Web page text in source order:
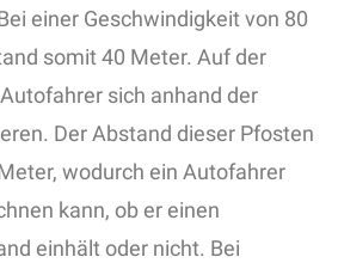
einer Geschwindigkeit von 80
somit 40 Meter. Auf der
sich anhand der
Der Abstand dieser Pfosten
wodurch ein Autofahrer
kann, ob er einen
einhält oder nicht. Bei